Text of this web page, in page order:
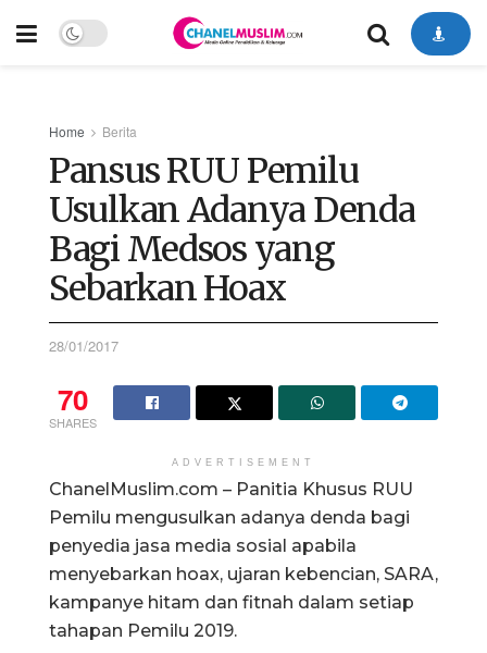
Home Berita
Pansus RUU Pemilu
Usulkan Adanya Denda
Bagi Medsos yang
Sebarkan Hoax
28/01/2017
70
SHARES
ADVERTISEMENT
ChanelMuslim.com – Panitia Khusus RUU
Pemilu mengusulkan adanya denda bagi
penyedia jasa media sosial apabila
menyebarkan hoax, ujaran kebencian, SARA,
kampanye hitam dan fitnah dalam setiap
tahapan Pemilu 2019.